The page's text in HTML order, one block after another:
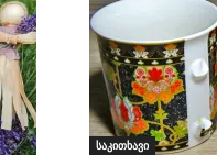
საკითხავი